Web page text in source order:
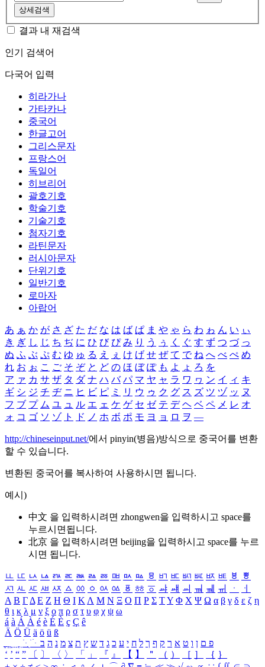
상세검색
결과 내 재검색
인기 검색어
다국어 입력
히라가나
가타카나
중국어
한글고어
그리스문자
프랑스어
독일어
히브리어
괄호기호
학술기호
기술기호
첨자기호
라틴문자
러시아문자
단위기호
일반기호
로마자
아랍어
あ ぁ か が さ ざ た だ な は ば ぱ ま や ゃ ら わ ゎ ん い ぃ
き ぎ し じ ち ぢ に ひ び ぴ み り う ぅ く ぐ す ず つ づ っ
ぬ ふ ぶ ぷ む ゆ ゅ る え ぇ け げ せ ぜ て で ね へ べ ぺ め
れ お ぉ こ ご そ ぞ と ど の ほ ぼ ぽ も よ ょ ろ を
ア ァ カ サ ザ タ ダ ナ ハ バ パ マ ヤ ャ ラ ワ ヮ ン イ ィ キ
ギ シ ジ チ ヂ ニ ヒ ビ ピ ミ リ ウ ゥ ク グ ス ズ ツ ヅ ッ ヌ
フ ブ プ ム ユ ュ ル エ ェ ケ ゲ セ ゼ テ デ ヘ ベ ペ メ レ オ
ォ コ ゴ ソ ゾ ト ド ノ ホ ボ ポ モ ヨ ョ ロ ヲ ―
http://chineseinput.net/에서 pinyin(병음)방식으로 중국어를 변환
할 수 있습니다.
변환된 중국어를 복사하여 사용하시면 됩니다.
예시)
中文 을 입력하시려면 zhongwen을 입력하시고 space를
누르시면됩니다.
北京 을 입력하시려면 beijing을 입력하시고 space를 누르
시면 됩니다.
ㅥ ㅦ ㅧ ㅨ ㅩ ㅪ ㅫ ㅬ ㅭ ㅮ ㅯ ㅰ ㅱ ㅲ ㅳ ㅴ ㅵ ㅶ ㅷ ㅸ
ㅹ
ㅺ ㅻ ㅼ ㅽ ㅾ ㅿ ㆀ ㆁ ㆂ ㆃ ㆄ ㆅ ㆆ ㆇ ㆈ ㆉ ㆊ ㆋ ㆌ ㆍ
ㆎ
Α Β ΓΔ Ε Ζ Η Θ Ι ΚΛ Μ Ν Ξ Ο Π Ρ Σ ΤΥ Φ Χ Ψ Ω α β γ δ ε ζ η
θ ι κ λ μ ν ξ ο π ρ σ τ υ φ χ ψ ω
á à Á À é è É È ç Ç ê
Ä Ö Ü ä ö ü ß
ִֶֹ ֻּ ׁׂ פ ם ן ו ט א ר ק ף ך ל ח י ע כ ג ד ש ץ ת צ מ נ ה ב
‘ ’ “ ” 〔 〕 〈 〉 「 」 『 』 【 】 ＂ （ ） ［ ］ ｛ ｝